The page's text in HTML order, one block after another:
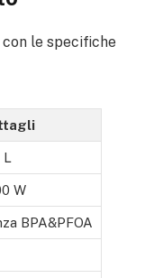
le specifiche
L
W
BPA&PFOA